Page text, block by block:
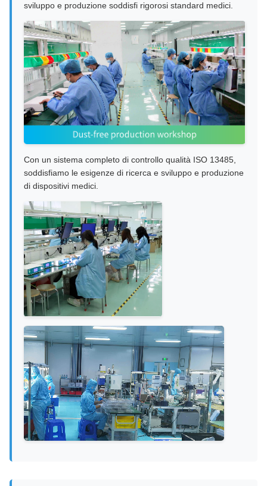
sviluppo e produzione soddisfi rigorosi standard medici.
Con un sistema completo di controllo qualità ISO 13485,
soddisfiamo le esigenze di ricerca e sviluppo e produzione
di dispositivi medici.